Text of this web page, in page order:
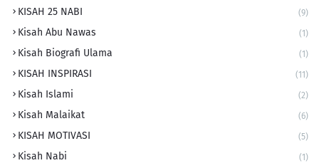
KISAH 25 NABI (9)
Kisah Abu Nawas (1)
Kisah Biografi Ulama (1)
KISAH INSPIRASI (11)
Kisah Islami (2)
Kisah Malaikat (6)
KISAH MOTIVASI (5)
Kisah Nabi (1)